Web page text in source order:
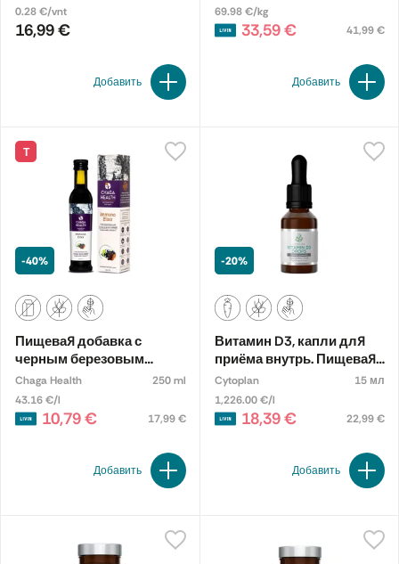
0.28 €/vnt
16,99 €
Добавить
69.98 €/kg
33,59 € 41,99 €
Добавить
Т
-40%
Пищевая добавка с
черным березовым
грибом (chaga) и черной
смородиной IMMUNO
ELIXIR
Chaga Health
250 ml
43.16 €/l
10,79 € 17,99 €
Добавить
-20%
Витамин D3, капли для
приёма внутрь. Пищевая
добавка
Cytoplan
15 мл
1,226.00 €/l
18,39 € 22,99 €
Добавить